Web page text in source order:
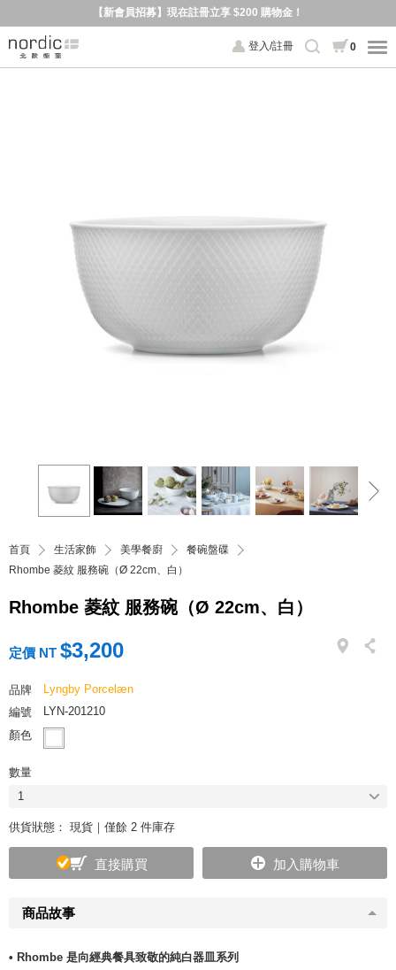
【新會員招募】現在註冊立享 $200 購物金！
登入/註冊 0
首頁 生活家飾 美學餐廚
餐碗盤碟
Rhombe 菱紋 服務碗（Ø 22cm、白）
Rhombe 菱紋 服務碗（Ø 22cm、白）
商品故事
• Rhombe 是向經典餐具致敬的純白器皿系列
定價 NT $3,200
品牌
Lyngby Porcelæn
編號
LYN-201210
顏色
數量
1
供貨狀態： 現貨｜僅餘 2 件庫存
直接購買 加入購物車